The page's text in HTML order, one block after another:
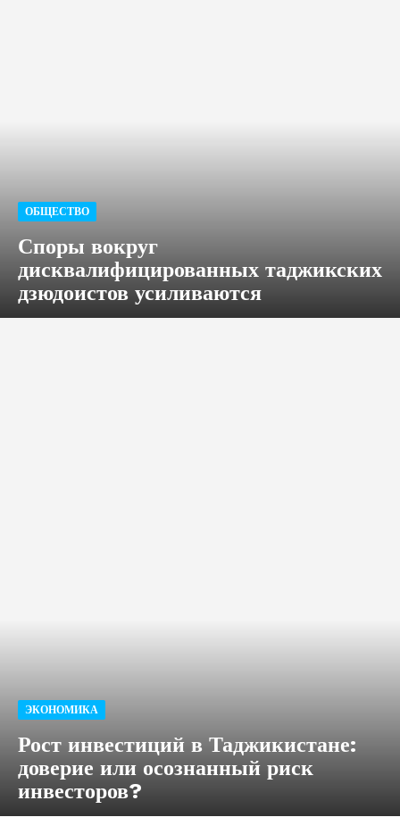
ОБЩЕСТВО
Споры вокруг
дисквалифицированных таджикских
дзюдоистов усиливаются
ЭКОНОМИКА
Рост инвестиций в Таджикистане:
доверие или осознанный риск
инвесторов?